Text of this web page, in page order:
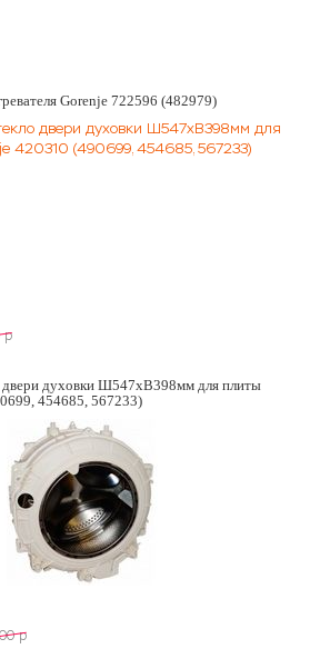
Gorenje 722596 (482979)
p
двери духовки Ш547хВ398мм для плиты
454685, 567233)
p